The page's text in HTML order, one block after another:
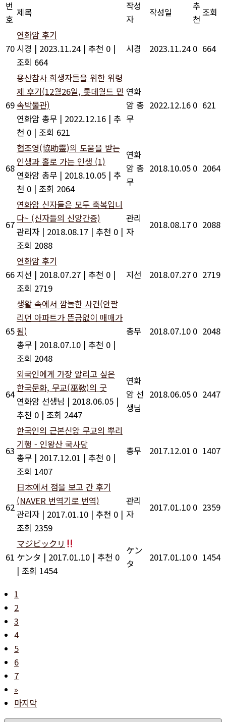
번
호
제목
작성
자
작성일
추
천
조회
70
연화암 후기
시경 | 2023.11.24 | 추천 0 |
조회 664
시경 2023.11.24 0 664
69
용산참사 희생자들을 위한 위령
제 후기(12월26일, 롯데월드 민
속박물관)
연화암 총무 | 2022.12.16 | 추
천 0 | 조회 621
연화
암 총
무
2022.12.16 0 621
68
협조영(協助靈)의 도움을 받는
인생과 홀로 가는 인생 (1)
연화암 총무 | 2018.10.05 | 추
천 0 | 조회 2064
연화
암 총
무
2018.10.05 0 2064
67
연화암 신자들은 모두 축복입니
다~ (신자들의 신앙간증)
관리자 | 2018.08.17 | 추천 0 |
조회 2088
관리
자
2018.08.17 0 2088
66
연화암 후기
지선 | 2018.07.27 | 추천 0 |
조회 2719
지선 2018.07.27 0 2719
65
생활 속에서 깜놀한 사건(안팔
리던 아파트가 뜬금없이 매매가
됨)
총무 | 2018.07.10 | 추천 0 |
조회 2048
총무 2018.07.10 0 2048
64
외국인에게 가장 알리고 싶은
한국문화, 무교(巫敎)의 굿
연화암 선생님 | 2018.06.05 |
추천 0 | 조회 2447
연화
암 선
생님
2018.06.05 0 2447
63
한국인의 근본신앙 무교의 뿌리
기행 - 인왕산 국사당
총무 | 2017.12.01 | 추천 0 |
조회 1407
총무 2017.12.01 0 1407
62
日本에서 점을 보고 간 후기
(NAVER 번역기로 번역)
관리자 | 2017.01.10 | 추천 0 |
조회 2359
관리
자
2017.01.10 0 2359
61
マジビックリ
ケンタ | 2017.01.10 | 추천 0
| 조회 1454
ケン
タ
2017.01.10 0 1454
1
2
3
4
5
6
7
»
마지막